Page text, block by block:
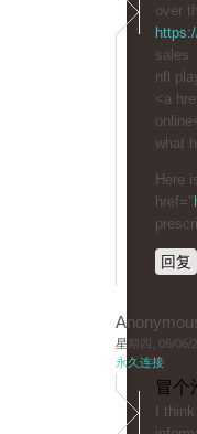
over
sales
nfl
<a
what
Here
href="
回复
星期四, 06/06/
永久连接
冒个
I